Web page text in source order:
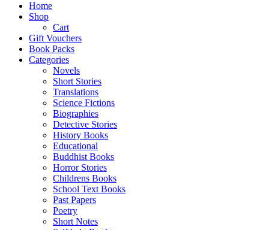
Home
Shop
Cart
Gift Vouchers
Book Packs
Categories
Novels
Short Stories
Translations
Science Fictions
Biographies
Detective Stories
History Books
Educational
Buddhist Books
Horror Stories
Childrens Books
School Text Books
Past Papers
Poetry
Short Notes